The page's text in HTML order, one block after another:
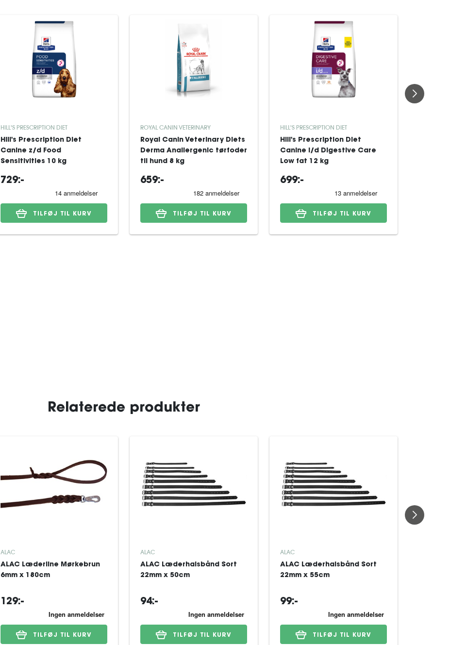
HILL'S PRESCRIPTION DIET
Hill's Prescription Diet
Canine z/d Food
Sensitivities 10 kg
729:-
TILFØJ TIL KURV
ROYAL CANIN VETERINARY
Royal Canin Veterinary Diets
Derma Anallergenic tørfoder
til hund 8 kg
659:-
TILFØJ TIL KURV
HILL'S PRESCRIPTION DIET
Hill's Prescription Diet
Canine i/d Digestive Care
Low fat 12 kg
699:-
TILFØJ TIL KURV
Relaterede produkter
ALAC
ALAC Læderline Mørkebrun
6mm x 180cm
129:-
TILFØJ TIL KURV
ALAC
ALAC Læderhalsbånd Sort
22mm x 50cm
94:-
TILFØJ TIL KURV
ALAC
ALAC Læderhalsbånd Sort
22mm x 55cm
99:-
TILFØJ TIL KURV